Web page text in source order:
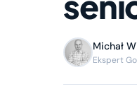
Michał
Ekspert